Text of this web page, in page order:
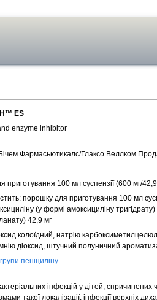
ES
enzyme inhibitor
Фармасьютикалс/Глаксо Веллком
приготування 100 мл суспензії (600 мг/
порошку для приготування 100 мл
(у формі амоксициліну
42,9 мг
колоїдний, натрію
діоксид, штучний полуничний
пеніциліну
інфекцій у дітей,
такої локалізації: інфекції верхніх